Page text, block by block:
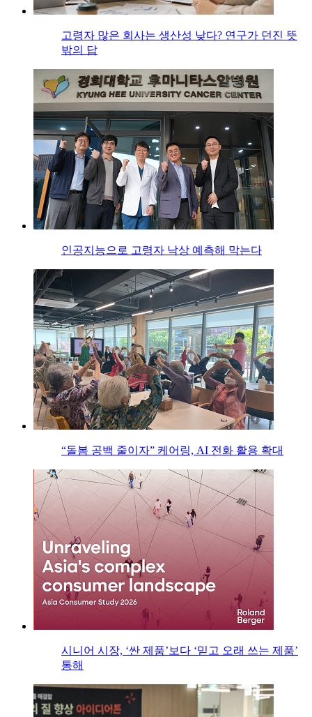
고령자 많은 회사는 생산성 낮다? 연구가 던진 뜻
밖의 답
인공지능으로 고령자 낙상 예측해 막는다
“돌봄 공백 줄이자” 케어링, AI 전화 활용 확대
시니어 시장, ‘싼 제품’보다 ‘믿고 오래 쓰는 제품’
통해